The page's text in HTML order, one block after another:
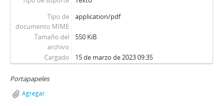
Tipo de
documento MIME
application/pdf
Tamaño del
archivo
550 KiB
Cargado 15 de marzo de 2023 09:35
Portapapeles
Agregar